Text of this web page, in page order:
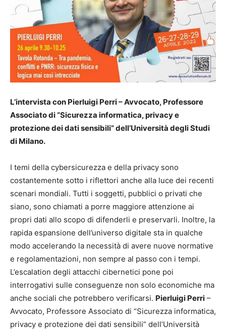
L’intervista con Pierluigi Perri – Avvocato, Professore
Associato di “Sicurezza informatica, privacy e
protezione dei dati sensibili” dell’Università degli Studi
di Milano.
I temi della cybersicurezza e della privacy sono
costantemente sotto i riflettori anche alla luce dei recenti
scenari mondiali. Tutti i soggetti, pubblici o privati che
siano, sono chiamati a porre maggiore attenzione ai
propri dati allo scopo di difenderli e preservarli. Inoltre, la
rapida espansione dell’universo digitale sta in qualche
modo accelerando la necessità di avere nuove normative
e regolamentazioni, non sempre al passo con i tempi.
L’escalation degli attacchi cibernetici pone poi
interrogativi sulle conseguenze non solo economiche ma
anche sociali che potrebbero verificarsi. Pierluigi Perri –
Avvocato, Professore Associato di “Sicurezza informatica,
privacy e protezione dei dati sensibili” dell’Università